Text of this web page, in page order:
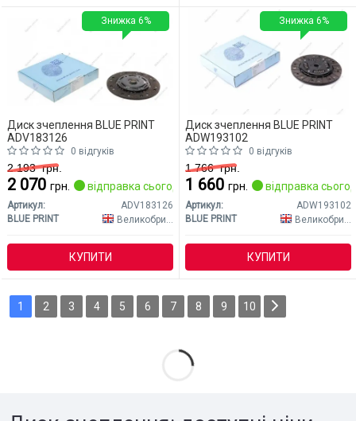
Диск зчеплення BLUE PRINT
ADV183126
0 відгуків
2 193грн.
2 070 грн. відправка сьогодні
Артикул:
ADV183126
BLUE PRINT
Великобританія
КУПИТИ
Знижка 6%
Диск зчеплення BLUE PRINT
ADW193102
0 відгуків
1 766грн.
1 660 грн. відправка
Артикул:
ADW193102
BLUE PRINT
Великобританія
КУПИТИ
Знижка 6%
1 2 3 4 5 6 7 8 9 10